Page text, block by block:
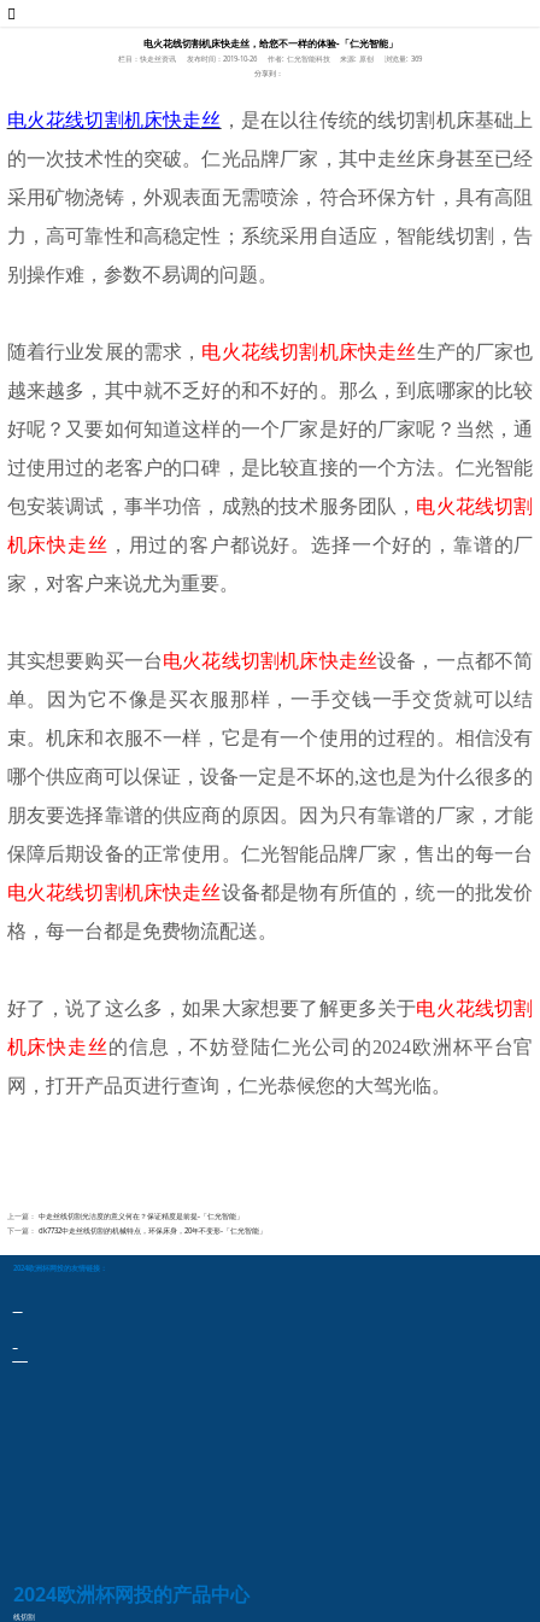
电火花线切割机床快走丝，给您不一样的体验-「仁光智能」
栏目：快走丝资讯 发布时间：2019-10-26 作者: 仁光智能科技 来源: 原创
浏览量: 369
分享到：
电火花线切割机床快走丝 ，是在以往传统的线切割机床基础上
的一次技术性的突破。仁光品牌厂家，其中走丝床身甚至已经
采用矿物浇铸，外观表面无需喷涂，符合环保方针，具有高阻
力，高可靠性和高稳定性；系统采用自适应，智能线切割，告
别操作难，参数不易调的问题。
随着行业发展的需求， 电火花线切割机床快走丝生产的厂家也
越来越多，其中就不乏好的和不好的。那么，到底哪家的比较
好呢？又要如何知道这样的一个厂家是好的厂家呢？当然，通
过使用过的老客户的口碑，是比较直接的一个方法。仁光智能
包安装调试，事半功倍，成熟的技术服务团队， 电火花线切割
机床快走丝 ，用过的客户都说好。选择一个好的，靠谱的厂
家，对客户来说尤为重要。
其实想要购买一台电火花线切割机床快走丝设备， 一点都不简
单。因为它不像是买衣服那样，一手交钱一手交货就可以结
束。机床和衣服不一样，它是有一个使用的过程的。相信没有
哪个供应商可以保证，设备一定是不坏的,这也是为什么很多的
朋友要选择靠谱的供应商的原因。因为只有靠谱的厂家，才能
保障后期设备的正常使用。仁光智能品牌厂家，售出的每一台
电火花线切割机床快走丝设备都是物有所值的，统一的批发价
格，每一台都是免费物流配送。
好了，说了这么多，如果大家想要了解更多关于电火花线切割
机床快走丝的信息，不妨登陆仁光公司的2024欧洲杯平台官
网，打开产品页进行查询，仁光恭候您的大驾光临。
上一篇： 中走丝线切割光洁度的意义何在？保证精度是前提-「仁光智能」
下一篇： dk7732中走丝线切割的机械特点，环保床身，20年不变形-「仁光智能」
2024欧洲杯网投的友情链接：
2024欧洲杯网投的产品中心
线切割